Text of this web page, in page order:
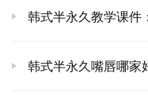
韩式半永久教学课件
韩式半永久嘴唇哪家